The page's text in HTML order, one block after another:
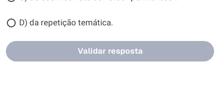
D) da repetição temática.
Validar resposta